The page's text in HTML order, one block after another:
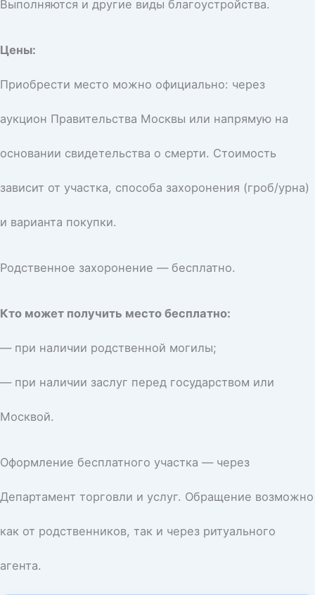
Выполняются и другие виды благоустройства.
Цены:
Приобрести место можно официально: через
аукцион Правительства Москвы или напрямую на
основании свидетельства о смерти. Стоимость
зависит от участка, способа захоронения (гроб/урна)
и варианта покупки.
Родственное захоронение — бесплатно.
Кто может получить место бесплатно:
— при наличии родственной могилы;
— при наличии заслуг перед государством или
Москвой.
Оформление бесплатного участка — через
Департамент торговли и услуг. Обращение возможно
как от родственников, так и через ритуального
агента.